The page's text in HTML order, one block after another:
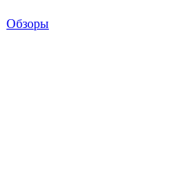
Обзоры